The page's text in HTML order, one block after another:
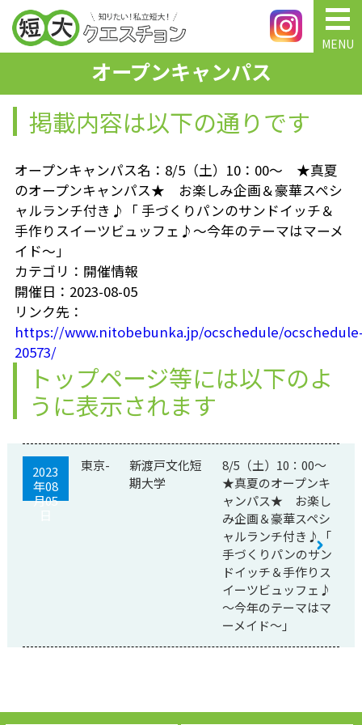
MENU
オープンキャンパス
掲載内容は以下の通りです
オープンキャンパス名：8/5（土）10：00～ ★真夏
のオープンキャンパス★ お楽しみ企画＆豪華スペシ
ャルランチ付き♪「 手づくりパンのサンドイッチ＆
手作りスイーツビュッフェ♪～今年のテーマはマーメ
イド～」
カテゴリ：開催情報
開催日：2023-08-05
リンク先：
https://www.nitobebunka.jp/ocschedule/
20573/
トップページ等には以下のよ
うに表示されます
2023
年08
月05
東京-
新渡戸文化短
期大学
8/5（土）10：00～
★真夏のオープンキ
ャンパス★ お楽し
み企画＆豪華スペシ
ャルランチ付き♪「
手づくりパンのサン
ドイッチ＆手作りス
イーツビュッフェ♪
～今年のテーマはマ
ーメイド～」